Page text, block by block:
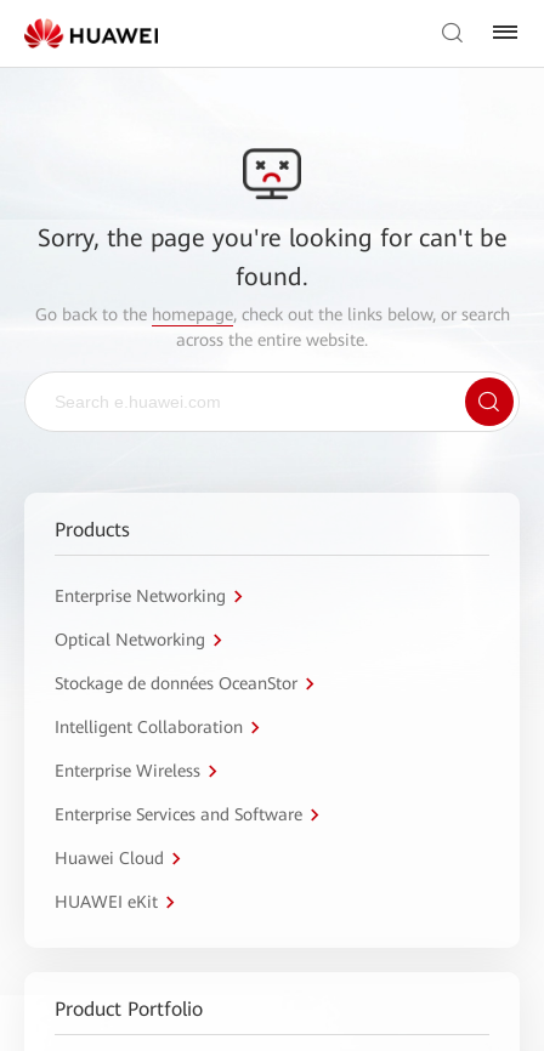
Sorry, the page you're looking for can't be
found.
Go back to the homepage, check out the links below, or search
across the entire website.
Products
Enterprise Networking
Optical Networking
Stockage de données OceanStor
Intelligent Collaboration
Enterprise Wireless
Enterprise Services and Software
Huawei Cloud
HUAWEI eKit
Product Portfolio